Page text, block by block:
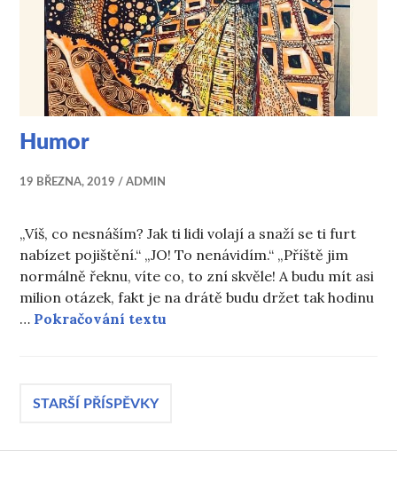
Humor
19 BŘEZNA, 2019 ADMIN
„Víš, co nesnáším? Jak ti lidi volají a snaží se ti furt
nabízet pojištění.“ „JO! To nenávidím.“ „Příště jim
normálně řeknu, víte co, to zní skvěle! A budu mít asi
milion otázek, fakt je na drátě budu držet tak hodinu
… Pokračování textu
Navigace
pro
STARŠÍ PŘÍSPĚVKY